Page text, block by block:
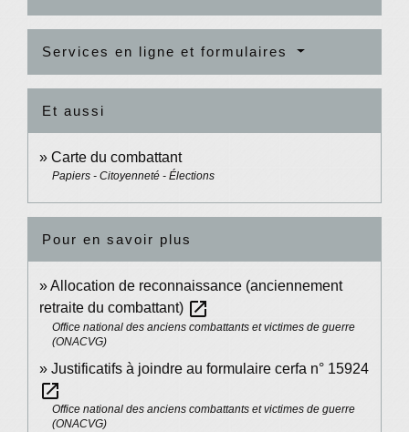
Services en ligne et formulaires
Et aussi
Carte du combattant
Papiers - Citoyenneté - Élections
Pour en savoir plus
Allocation de reconnaissance (anciennement
retraite du combattant) open_in_new
Office national des anciens combattants et victimes de guerre
(ONACVG)
Justificatifs à joindre au formulaire cerfa n° 15924
open_in_new
Office national des anciens combattants et victimes de guerre
(ONACVG)